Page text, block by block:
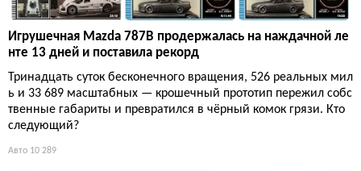
Игрушечная Mazda 787B продержалась на наждачной ле
нте 13 дней и поставила рекорд
Тринадцать суток бесконечного вращения, 526 реальных мил
ь и 33 689 масштабных — крошечный прототип пережил собс
твенные габариты и превратился в чёрный комок грязи. Кто
следующий?
Авто 10 289